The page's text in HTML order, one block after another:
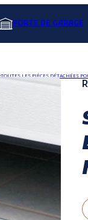
PORTE DE GARAGE
TOUTES LES PIÈCES DÉTACHÉES